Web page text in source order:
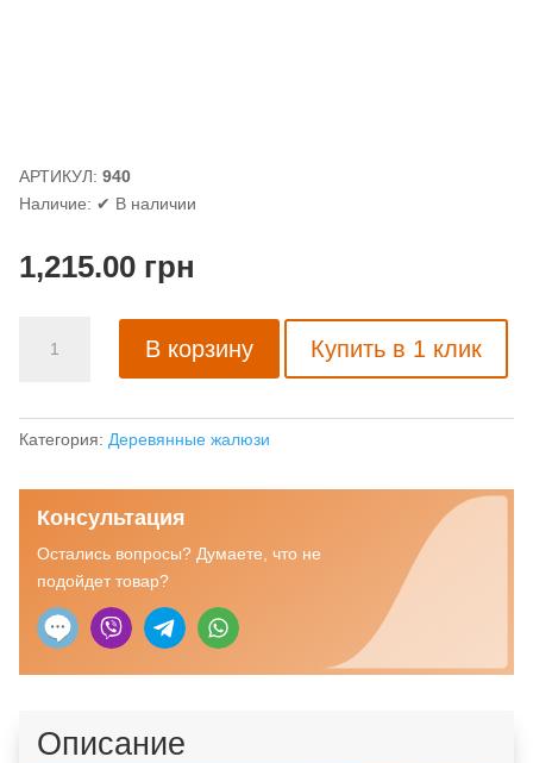
АРТИКУЛ: 940
Наличие: ✔ В наличии
1,215.00грн
товара
Basswood
25
орех
В корзину Купить в 1 клик
Категория: Деревянные жалюзи
Консультация
Остались вопросы? Думаете, что не
подойдет товар?
Описание